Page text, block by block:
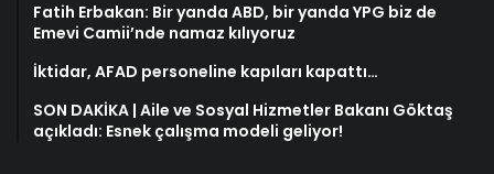
Fatih Erbakan: Bir yanda ABD, bir yanda YPG biz de
Emevi Camii’nde namaz kılıyoruz
İktidar, AFAD personeline kapıları kapattı…
SON DAKİKA | Aile ve Sosyal Hizmetler Bakanı Göktaş
açıkladı: Esnek çalışma modeli geliyor!